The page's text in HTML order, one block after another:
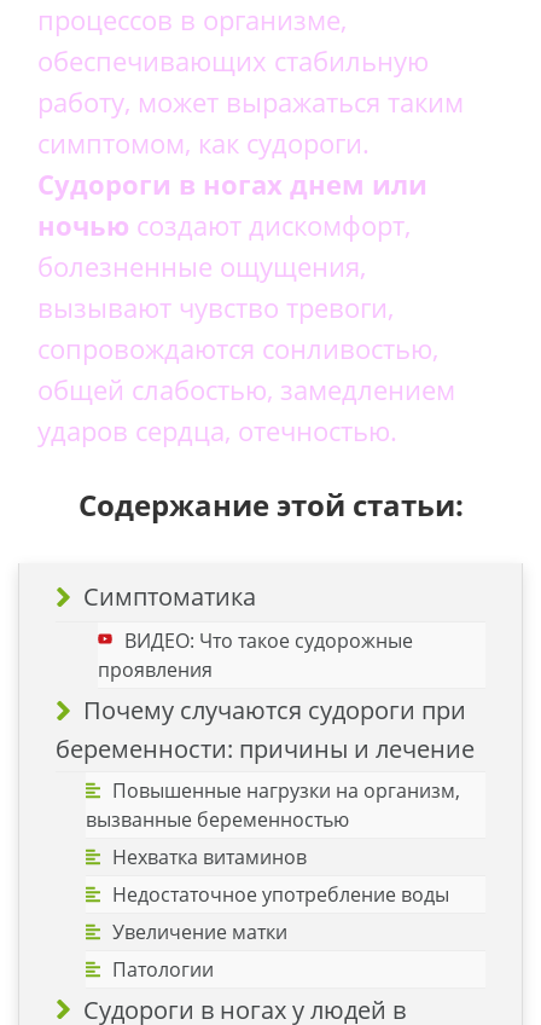
процессов в организме,
обеспечивающих стабильную
работу, может выражаться таким
симптомом, как судороги.
Судороги в ногах днем или
ночью создают дискомфорт,
болезненные ощущения,
вызывают чувство тревоги,
сопровождаются сонливостью,
общей слабостью, замедлением
ударов сердца, отечностью.
Содержание этой статьи:
Симптоматика
ВИДЕО: Что такое судорожные
проявления
Почему случаются судороги при
беременности: причины и лечение
Повышенные нагрузки на организм,
вызванные беременностью
Нехватка витаминов
Недостаточное употребление воды
Увеличение матки
Патологии
Судороги в ногах у людей в